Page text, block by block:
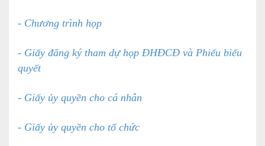
SẢN PHẨM
Ván ép
Cho thuê máy móc thiết bị
- Chương trình họp
- Giấy đăng ký tham dự họp ĐHĐCĐ và Phiếu biểu
quyết
- Giấy ủy quyền cho cá nhân
- Giấy ủy quyền cho tổ chức